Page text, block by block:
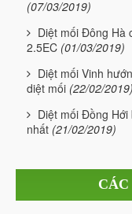
(07/03/2019)
Diệt mối Đông Hà
2.5EC (01/03/2019)
Diệt mối Vinh
diệt mối (22/02/2019)
Diệt mối Đồng
nhất (21/02/2019)